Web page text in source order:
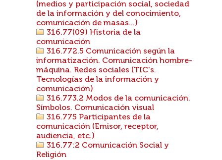
(medios y participación social, sociedad
de la información y del conocimiento,
comunicación de masas...)
316.77(09) Historia de la
comunicación
316.772.5 Comunicación según la
informatización. Comunicación hombre-
máquina. Redes sociales (TIC's.
Tecnologías de la información y
comunicación)
316.773.2 Modos de la comunicación.
Símbolos. Comunicación visual
316.775 Participantes de la
comunicación (Emisor, receptor,
audiencia, etc.)
316.77:2 Comunicación Social y
Religión